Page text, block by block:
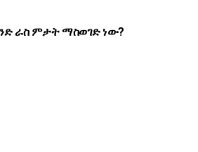
ራስ ምታት ማስወገድ ነው?